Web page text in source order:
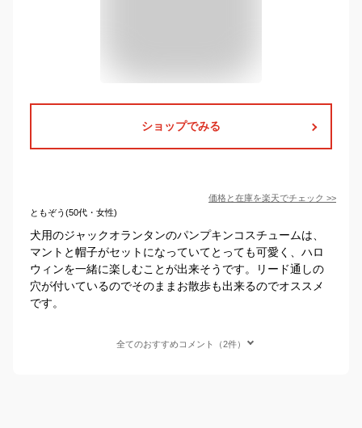
ショップでみる
価格と在庫を楽天でチェック >>
ともぞう(50代・女性)
犬用のジャックオランタンのパンプキンコスチュームは、
マントと帽子がセットになっていてとっても可愛く、ハロ
ウィンを一緒に楽しむことが出来そうです。リード通しの
穴が付いているのでそのままお散歩も出来るのでオススメ
です。
全てのおすすめコメント（2件）